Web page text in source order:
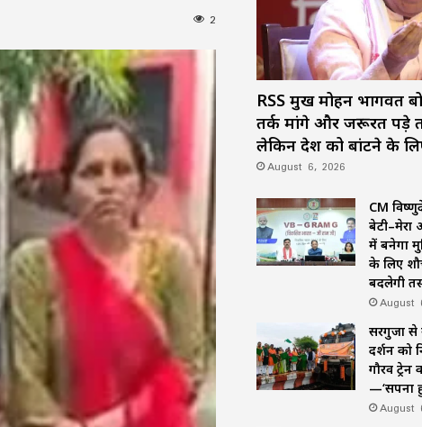
2
RSS प्रमुख मोहन
तर्क मांगे और जरूरत पड़े
लेकिन देश को बांटने के
August 6, 2026
CM
बेटी–मेरा
में बनेगा
के लिए
बदलेगी
August
सरगुजा से
दर्शन को
गौरव ट्रेन
—‘सपना
August